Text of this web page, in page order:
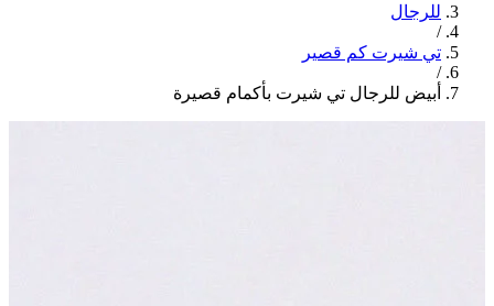
للرجال
/
تي شيرت كم قصير
/
أبيض للرجال تي شيرت بأكمام قصيرة